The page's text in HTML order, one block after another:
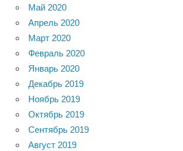
Май 2020
Апрель 2020
Март 2020
Февраль 2020
Январь 2020
Декабрь 2019
Ноябрь 2019
Октябрь 2019
Сентябрь 2019
Август 2019